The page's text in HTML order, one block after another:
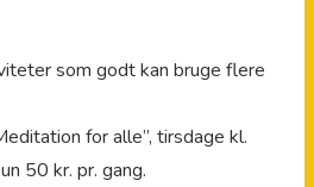
som godt kan bruge flere
for alle”, tirsdage kl.
50 kr. pr. gang.